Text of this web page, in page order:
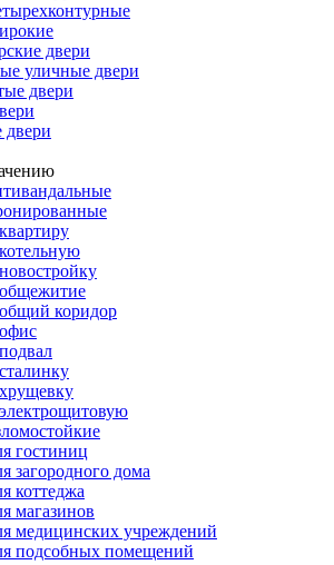
двери
уличные двери
двери
коридор
гостиниц
загородного дома
коттеджа
магазинов
медицинских учреждений
подсобных помещений